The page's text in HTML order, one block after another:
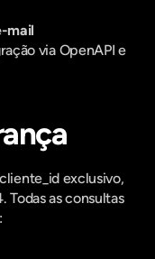
mail
via OpenAPI e
exclusivo,
Todas as consultas